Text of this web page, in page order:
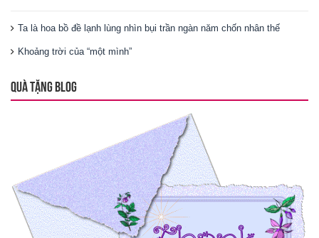
Ta là hoa bồ đề lạnh lùng nhìn bụi trần ngàn năm chốn nhân thế
Khoảng trời của “một mình”
QUÀ TẶNG BLOG